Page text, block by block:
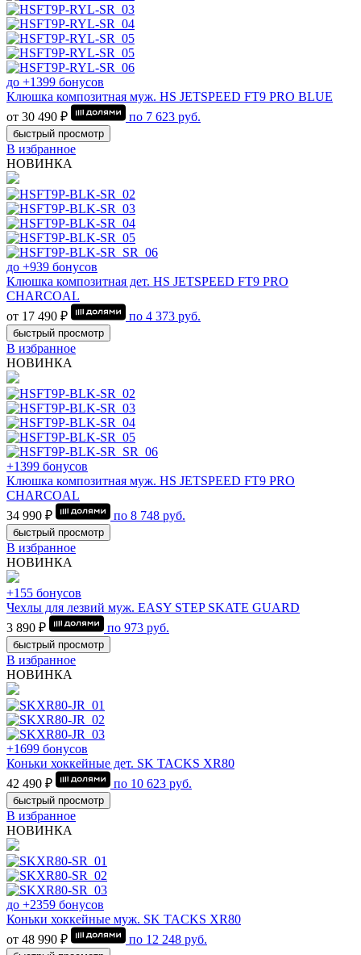
до +1399 бонусов
Клюшка композитная муж. HS JETSPEED FT9 PRO BLUE
от 30 490 ₽
по 7 623 руб.
быстрый просмотр
В избранное
НОВИНКА
до +939 бонусов
Клюшка композитная дет. HS JETSPEED FT9 PRO
CHARCOAL
от 17 490 ₽
по 4 373 руб.
быстрый просмотр
В избранное
НОВИНКА
+1399 бонусов
Клюшка композитная муж. HS JETSPEED FT9 PRO
CHARCOAL
34 990 ₽
по 8 748 руб.
быстрый просмотр
В избранное
НОВИНКА
+155 бонусов
Чехлы для лезвий муж. EASY STEP SKATE GUARD
3 890 ₽
по 973 руб.
быстрый просмотр
В избранное
НОВИНКА
+1699 бонусов
Коньки хоккейные дет. SK TACKS XR80
42 490 ₽
по 10 623 руб.
быстрый просмотр
В избранное
НОВИНКА
до +2359 бонусов
Коньки хоккейные муж. SK TACKS XR80
от 48 990 ₽
по 12 248 руб.